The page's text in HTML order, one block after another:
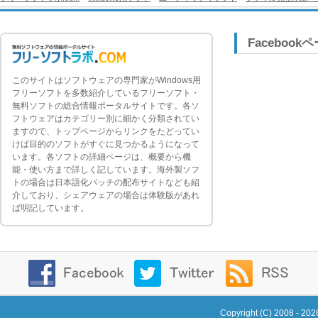
このサイトはソフトウェアの専門家がWindows用
フリーソフトを多数紹介しているフリーソフト・
無料ソフトの総合情報ポータルサイトです。各ソ
フトウェアはカテゴリー別に細かく分類されてい
ますので、トップページからリンクをたどってい
けば目的のソフトがすぐに見つかるようになって
います。各ソフトの詳細ページは、概要から機
能・使い方まで詳しく記しています。海外製ソフ
トの場合は日本語化パッチの配布サイトなども紹
介しており、シェアウェアの場合は体験版があれ
ば明記しています。
Facebookペ
Copyright (C) 2008 -